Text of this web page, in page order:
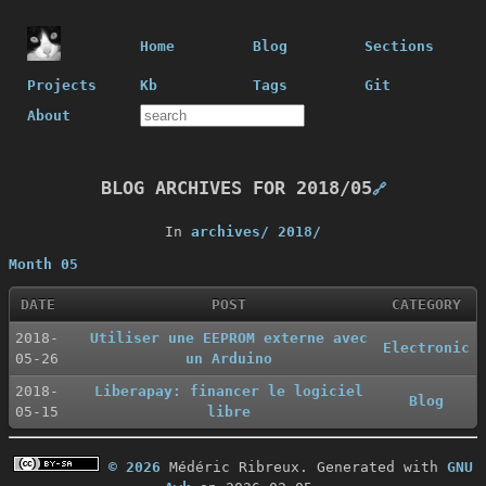
Home Blog Sections
Projects Kb Tags
Git
About
BLOG ARCHIVES FOR 2018/05🔗
In archives/ 2018/
Month 05
DATE POST CATEGORY
2018-
05-26
Utiliser une EEPROM externe avec
un Arduino
Electronic
2018-
05-15
Liberapay: financer le logiciel
libre
Blog
© 2026 Médéric Ribreux. Generated with GNU